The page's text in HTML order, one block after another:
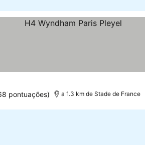
pontuações) a 1.3 km de Stade de France